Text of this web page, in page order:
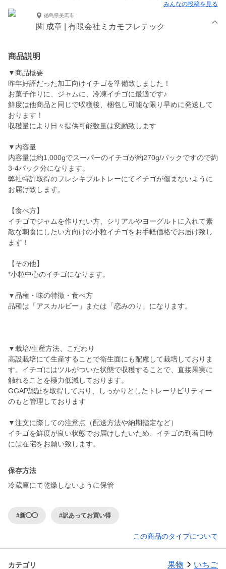
みんなの投稿を見る
徳島県美馬市
関 成章 | 有限会社ミカモフレテック
商品説明
▼商品概要
昨年好評だった加工向けイチゴを準備致しました！
お菓子作りに、ジャムに、冷凍イチゴに最適です♪
鮮度は他商品と同じで収穫後、梱包し可能な限り早めに発送して
おります！
収穫量により日々提供可能数量は変動致します
▼内容量
内容量は約1,000gでスーパーのイチゴが約270g/パックですので約
3-4パック分になります。
弊社特許取得のフレシキブルトレーにてイチゴが傷まないように
お届け致します。
【食べ方】
イチゴでジャムを作りたい方、シリアルやヨーグルトに入れて素
敵な朝食にしたい方向けの小粒イチゴをお手軽価格でお届け致し
ます！
【その他】
*小粒中心のイチゴになります。
▼品種・味の特徴・食べ方
品種は「アスカルビー」または「恋みのり」になります。
▼栽培/生産方法、こだわり
高設栽培にて生産することで衛生面にも配慮して栽培しておりま
す。イチゴにはツルがついた状態で収穫することで、直接果実に
触れることを極力低減しております。
GGAP認証を取得しており、しっかりとしたトレーサビリティー
のもと管理しております
▼注文に際しての注意点（配送方法や納期指定など）
イチゴを鮮度が良い状態でお届けしたいため、イチゴの到着日時
には在宅をお願い致します。
保存方法
冷蔵庫にて乾燥しないように保管
#新◯◯ #訳あってお買い得
この商品のタイプについて
カテゴリ 果物 いちご